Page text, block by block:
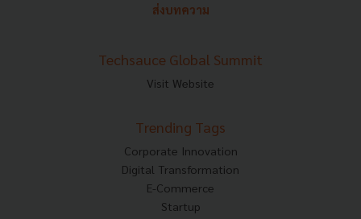
ส่งบทความ
Techsauce Global Summit
Visit Website
Trending Tags
Corporate Innovation
Digital Transformation
E-Commerce
Startup